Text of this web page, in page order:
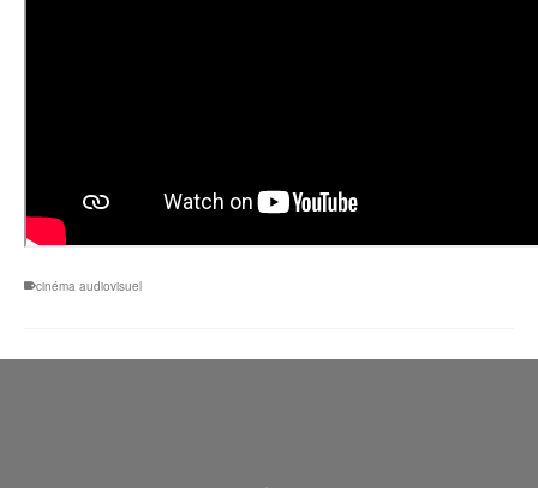
cinéma audiovisuel